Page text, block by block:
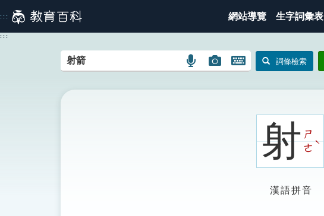
到
主
::: 網站導覽 生字詞彙表
:::
語
搜
圖
搜
開
鍵
詞條檢索
射ㄕ
ㄜ
ˋ
漢語拼音